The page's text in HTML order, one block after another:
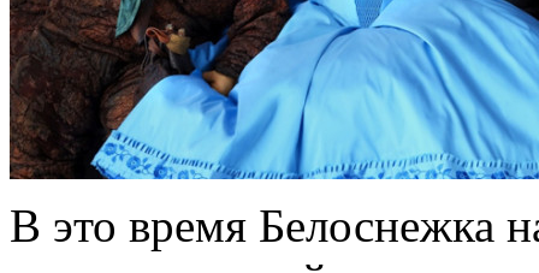
В это время Белоснежка